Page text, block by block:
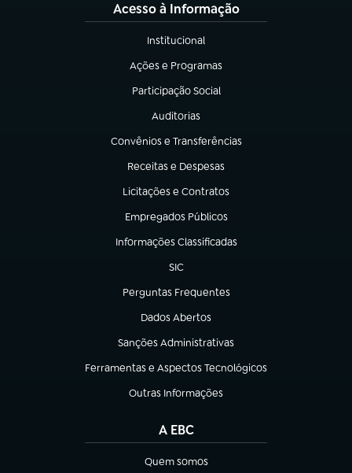
Acesso à Informação
Institucional
(abre em nova aba)
Ações e Programas
(abre em nova aba)
Participação Social
(abre em nova aba)
Auditorias
(abre em nova aba)
Convênios e Transferências
(abre em nova aba)
Receitas e Despesas
(abre em nova aba)
Licitações e Contratos
(abre em nova aba)
Empregados Públicos
(abre em nova aba)
Informações Classificadas
(abre em nova aba)
SIC
(abre em nova aba)
Perguntas Frequentes
(abre em nova aba)
Dados Abertos
(abre em nova aba)
Sanções Administrativas
(abre em nova aba)
Ferramentas e Aspectos Tecnológicos
(abre em nova aba)
Outras Informações
(abre em nova aba)
A EBC
Quem somos
(abre em nova aba)